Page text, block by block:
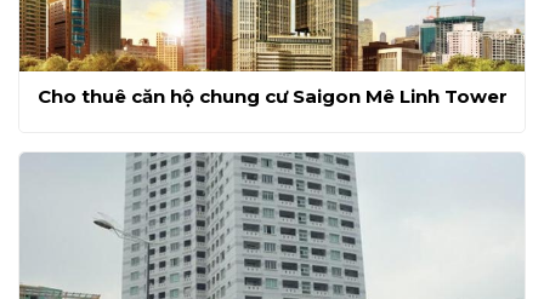
Cho thuê căn hộ chung cư Saigon Mê Linh Tower